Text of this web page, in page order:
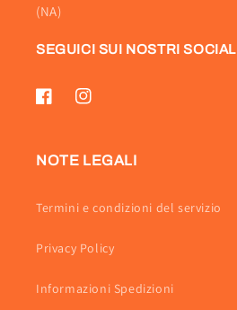
(NA)
SEGUICI SUI NOSTRI SOCIAL
FacebookInstagram
NOTE LEGALI
Termini e condizioni del servizio
Privacy Policy
Informazioni Spedizioni